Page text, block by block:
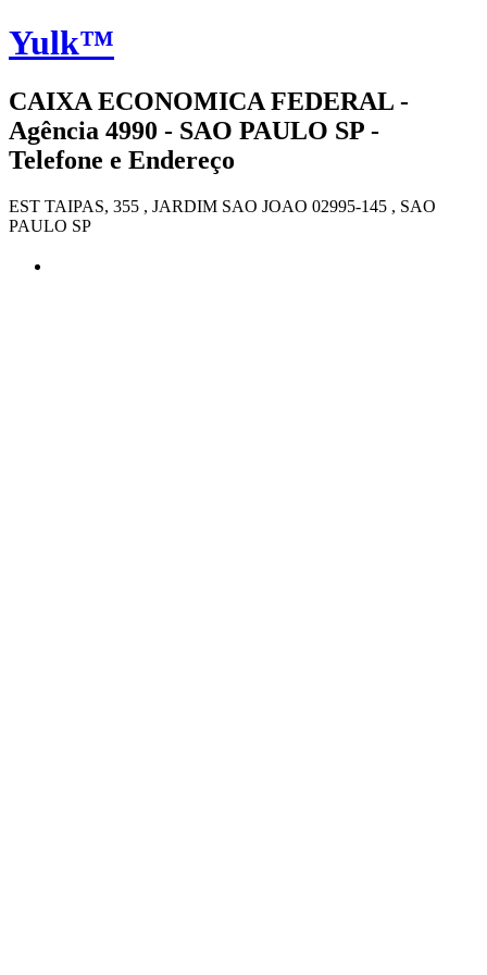
Yulk™
CAIXA ECONOMICA FEDERAL -
Agência 4990 - SAO PAULO SP -
Telefone e Endereço
EST TAIPAS, 355 , JARDIM SAO JOAO 02995-145 , SAO
PAULO SP